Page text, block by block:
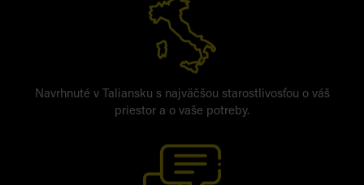
Navrhnuté v Taliansku s najväčšou starostlivosťou o váš
priestor a o vaše potreby.